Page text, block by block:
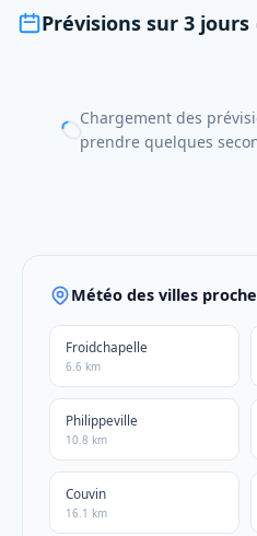
Prévisions sur 3 jours
Chargement des
prendre quelques
Météo des villes
Froidchapelle
6.6 km
Philippeville
10.8 km
Couvin
16.1 km